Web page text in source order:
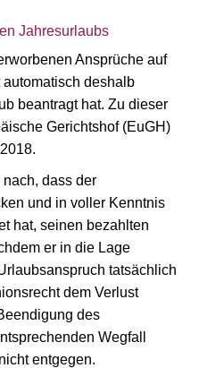
Jahresurlaubs
Ansprüche auf
deshalb
beantragt hat. Zu dieser
Gerichtshof (EuGH)
dass der
und in voller Kenntnis
hat, seinen bezahlten
er in die Lage
tatsächlich
dem Verlust
des
Wegfall
entgegen.